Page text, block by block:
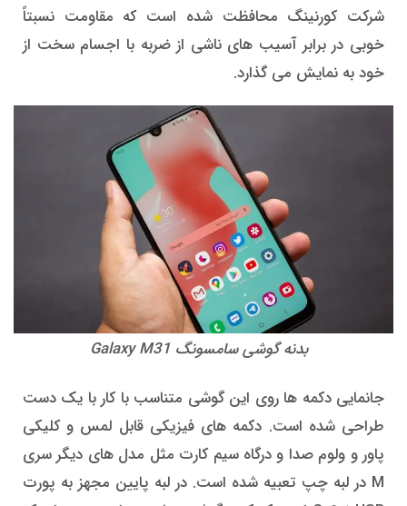
شرکت کورنینگ محافظت شده است که مقاومت نسبتاً
خوبی در برابر آسیب های ناشی از ضربه با اجسام سخت از
خود به نمایش می گذارد.
بدنه گوشی سامسونگ Galaxy M31
جانمایی دکمه ها روی این گوشی متناسب با کار با یک دست
طراحی شده است. دکمه های فیزیکی قابل لمس و کلیکی
پاور و ولوم صدا و درگاه سیم کارت مثل مدل های دیگر سری
M در لبه چپ تعبیه شده است. در لبه پایین مجهز به پورت